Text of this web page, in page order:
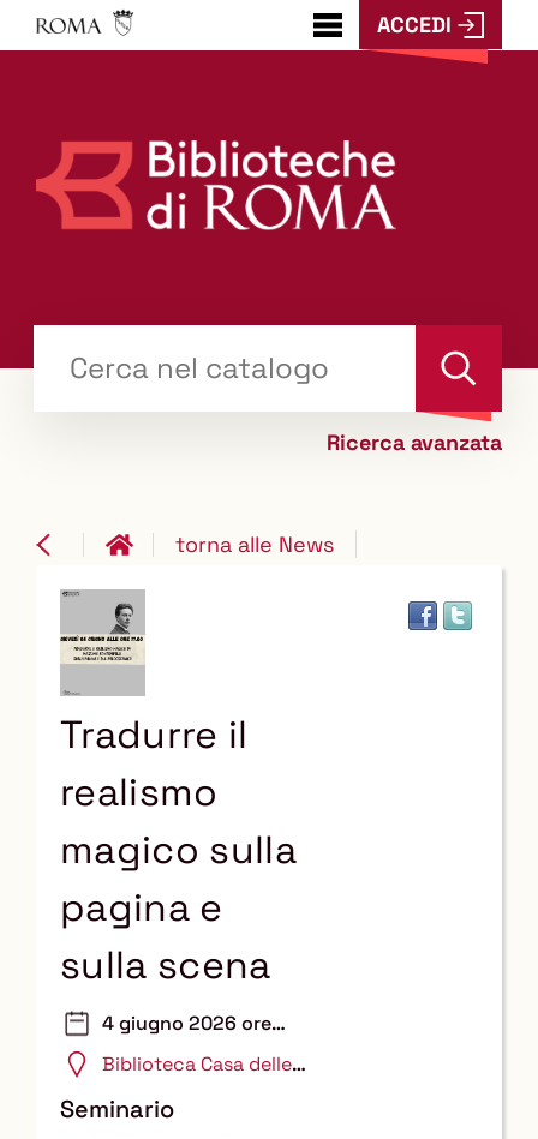
???
menu.button???
ACCEDI
il tuo libro "Catalogo"
Cerca
Ricerca avanzata
torna alle News
Tradurre il
realismo
magico sulla
pagina e
sulla scena
4 giugno 2026 ore
17:00
Biblioteca Casa delle
Seminario